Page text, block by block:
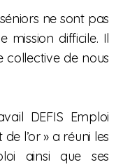
ne sont pas
mission difficile. Il
collective de nous
DEFIS Emploi
l’or » a réuni les
ainsi que ses